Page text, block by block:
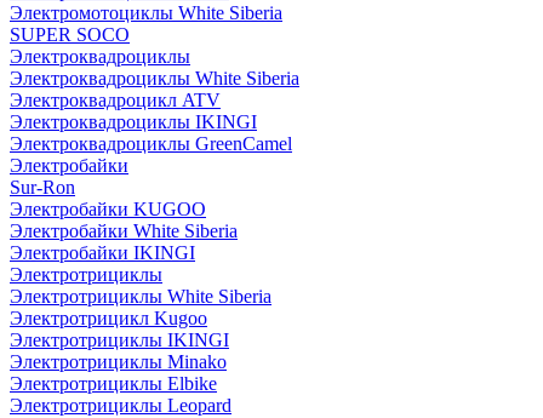
Электромотоциклы White Siberia
SUPER SOCO
Электроквадроциклы
Электроквадроциклы White Siberia
Электроквадроцикл ATV
Электроквадроциклы IKINGI
Электроквадроциклы GreenCamel
Электробайки
Sur-Ron
Электробайки KUGOO
Электробайки White Siberia
Электробайки IKINGI
Электротрициклы
Электротрициклы White Siberia
Электротрицикл Kugoo
Электротрициклы IKINGI
Электротрициклы Minako
Электротрициклы Elbike
Электротрициклы Leopard